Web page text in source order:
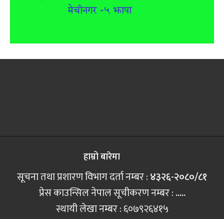
हाम्रो बारेमा
सूचना तथा प्रशारण विभाग दर्ता नम्बर :४३२६-२०८०/८१
प्रेस काउन्सिल नेपाल सूचीकरण नम्बर :.....
स्थायी लेखा नम्बर : ६०७९२६४१५